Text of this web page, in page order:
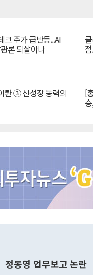
크 주가 급반등...AI
론 되살아나
퇀 ③ 신성장 동력의 [
정동영 업무보고 논란